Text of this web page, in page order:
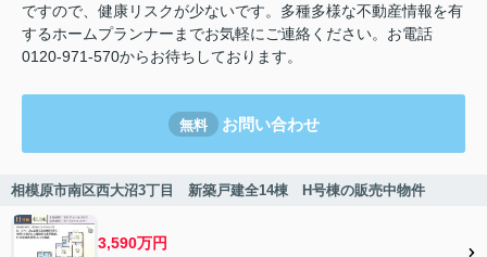
ですので、健康リスクが少ないです。多種多様な不動産情報を有
するホームプランナーまでお気軽にご連絡ください。お電話
0120-971-570からお待ちしております。
無料 お問い合わせ
相模原市南区西大沼3丁目 新築戸建全14棟 H号棟の販売中物件
3,590万円